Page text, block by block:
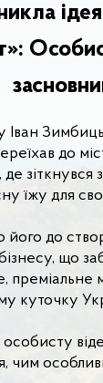
Іван
до
де зіткнувся
їжу для
його до
що
преміальне
куточку
чим